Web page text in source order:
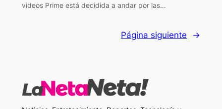
videos Prime está decidida a andar por las…
Página siguiente →